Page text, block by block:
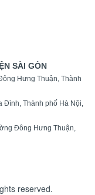
SÀI GÒN
Hưng Thuận, Thành
Đình, Thành phố Hà Nội,
Đông Hưng Thuận,
reserved.